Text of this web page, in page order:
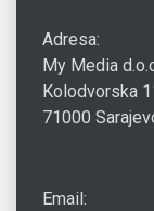
Adresa:
My Media
Kolodvorska
71000
Email: